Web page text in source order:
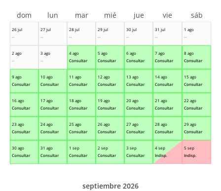
26 jul
--
27 jul
--
28 jul
--
29 jul
--
30 jul
--
31 jul
--
1 ago
--
2 ago
--
3 ago
--
4 ago
Consultar
5 ago
Consultar
6 ago
Consultar
7 ago
Consultar
8 ago
Consultar
9 ago
Consultar
10 ago
Consultar
11 ago
Consultar
12 ago
Consultar
13 ago
Consultar
14 ago
Consultar
15 ago
Consultar
16 ago
Consultar
17 ago
Consultar
18 ago
Consultar
19 ago
Consultar
20 ago
Consultar
21 ago
Consultar
22 ago
Consultar
23 ago
Consultar
24 ago
Consultar
25 ago
Consultar
26 ago
Consultar
27 ago
Consultar
28 ago
Consultar
29 ago
Consultar
30 ago
Consultar
31 ago
Consultar
1 sep
Consultar
2 sep
Consultar
3 sep
Consultar
4 sep
Indisp.
5 sep
Indisp.
dom lun mar mié jue vie sáb
septiembre 2026